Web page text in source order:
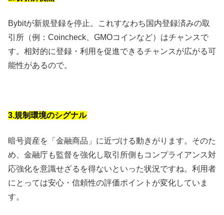
Bybitが新規登録を停止。これすなわち国内登録済みの取
引所（例：Coincheck、GMOコインなど）はチャンスで
す。相対的に登録・利用を促進できるチャンスが広がる可
能性があるので。
3.規制環境のシグナル
暗号資産を「金融商品」に近づける動きがります。そのた
め、金融庁も監督を強化し取引所側もコンプライアンス対
応強化を意識せざるを得ないといった状況ですね。利用者
にとっては安心・信頼性の評価ポイントが変化していま
す。